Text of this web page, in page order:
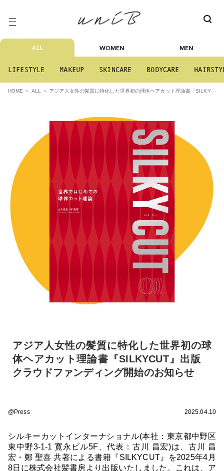
ALL WOMEN MEN
LIFESTYLE MAKEUP SKINCARE BODYCARE
HOME ALL
アジア人女性の髪質に特化した世界初の球体ヘアカット理論書『SILKYC
アジア人女性の髪質に特化した世界初の球
体ヘアカット理論書『SILKYCUT』出版
クラウドファンディング開始のお知らせ
@Press 2025.04.10
シルキーカットインターナショナル(本社：東京都中野区
東中野3-1-1 寛永ビル5F、代表：古川 昌宏)は、古川 昌
宏・鄭 聖喜 共著による書籍『SILKYCUT』を2025年4月
8日に株式会社髪書房より出版いたしました。これは、ア